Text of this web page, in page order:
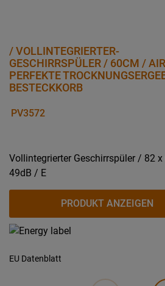
/ VOLLINTEGRIERTER-
GESCHIRRSPÜLER / 60CM /
PERFEKTE
BESTECKKORB
PV3572
Vollintegrierter Geschirrspüler / 82
49dB / E
PRODUKT ANZEIGEN
EU Datenblatt